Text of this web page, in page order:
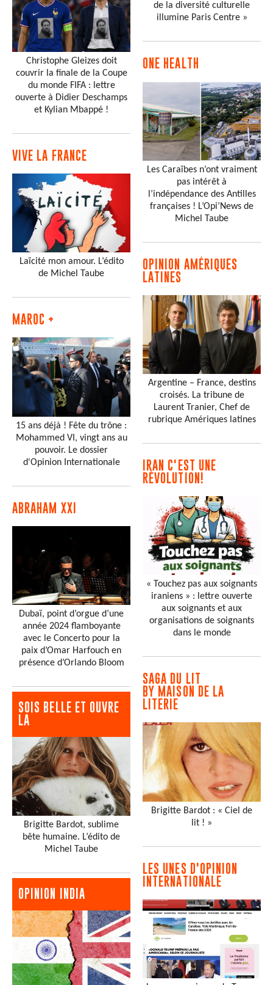
Christophe Gleizes doit
couvrir la finale de la Coupe
du monde FIFA : lettre
ouverte à Didier Deschamps
et Kylian Mbappé !
VIVE LA FRANCE
Laïcité mon amour. L’édito
de Michel Taube
MAROC +
15 ans déjà ! Fête du trône :
Mohammed VI, vingt ans au
pouvoir. Le dossier
d'Opinion Internationale
ABRAHAM XXI
Dubaï, point d’orgue d’une
année 2024 flamboyante
avec le Concerto pour la
paix d’Omar Harfouch en
présence d’Orlando Bloom
SOIS BELLE ET OUVRE
LA
Brigitte Bardot, sublime
bête humaine. L’édito de
Michel Taube
OPINION INDIA
de la diversité culturelle
illumine Paris Centre »
ONE HEALTH
Les Caraïbes n’ont vraiment
pas intérêt à
l’indépendance des Antilles
françaises ! L’Opi’News de
Michel Taube
OPINION AMÉRIQUES
LATINES
Argentine – France, destins
croisés. La tribune de
Laurent Tranier, Chef de
rubrique Amériques latines
IRAN C'EST UNE
RÉVOLUTION!
« Touchez pas aux soignants
iraniens » : lettre ouverte
aux soignants et aux
organisations de soignants
dans le monde
SAGA DU LIT
BY MAISON DE LA
LITERIE
Brigitte Bardot : « Ciel de
lit ! »
LES UNES D'OPINION
INTERNATIONALE